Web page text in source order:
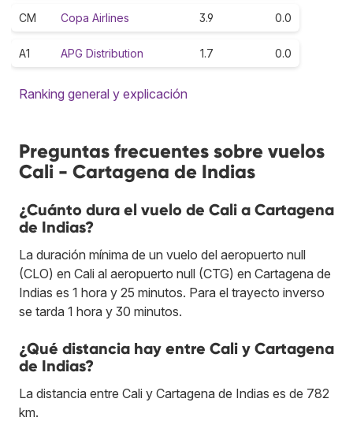
CM Copa Airlines 3.9 0.0
A1 APG Distribution 1.7 0.0
Ranking general y explicación
Preguntas frecuentes sobre vuelos
Cali - Cartagena de Indias
¿Cuánto dura el vuelo de Cali a Cartagena
de Indias?
La duración mínima de un vuelo del aeropuerto null
(CLO) en Cali al aeropuerto null (CTG) en Cartagena de
Indias es 1 hora y 25 minutos. Para el trayecto inverso
se tarda 1 hora y 30 minutos.
¿Qué distancia hay entre Cali y Cartagena
de Indias?
La distancia entre Cali y Cartagena de Indias es de 782
km.